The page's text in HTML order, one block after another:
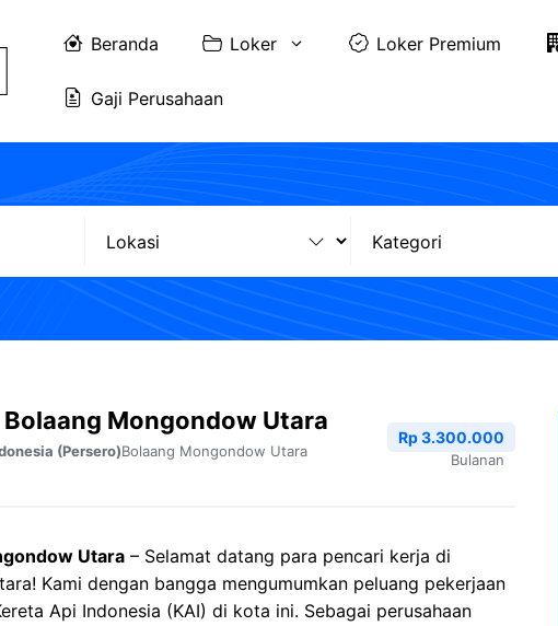
Beranda Loker Loker Premium
Gaji Perusahaan
Bolaang Mongondow Utara
(Persero)Bolaang Mongondow Utara
Rp 3.300.000
Bulanan
Utara – Selamat datang para pencari kerja di
Kami dengan bangga mengumumkan peluang pekerjaan
Api Indonesia (KAI) di kota ini. Sebagai perusahaan